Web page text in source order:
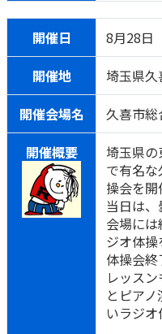
開催日
8月28日
開催地
埼玉県久
開催会場名
久喜市
開催概要
埼玉県の
で有名
操会を開
当日は、
会場に
ジオ体操
体操会
レッス
とピア
いラジオ